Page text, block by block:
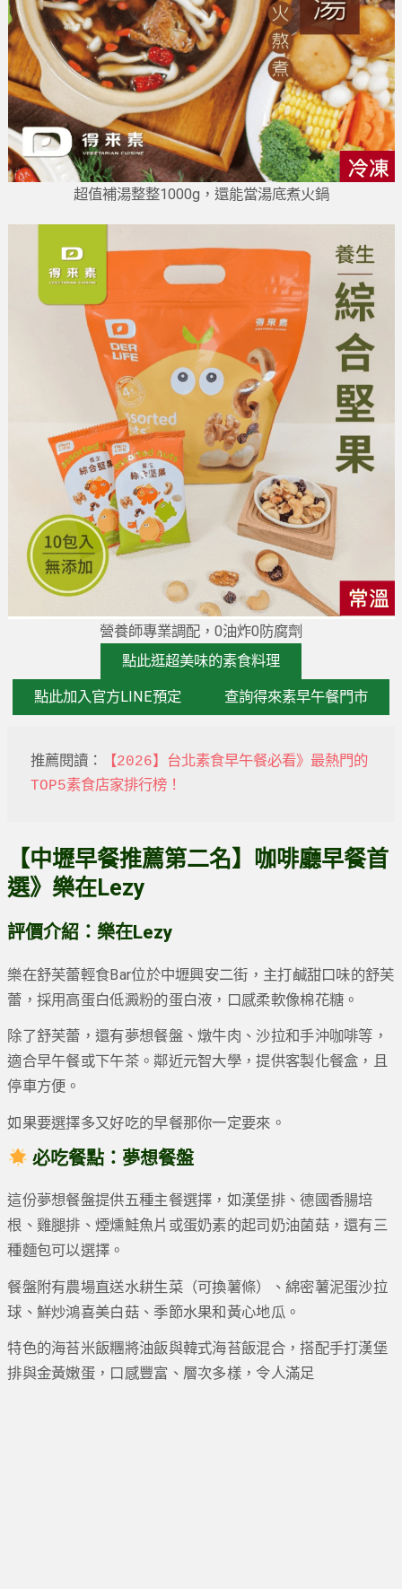
超值補湯整整1000g，還能當湯底煮火鍋
營養師專業調配，0油炸0防腐劑
點此逛超美味的素食料理
點此加入官方LINE預定 查詢得來素早午餐門市
推薦閱讀：
【2026】台北素食早午餐必看》最熱門的
TOP5素食店家排行榜！
【中壢早餐推薦第二名】咖啡廳早餐首
選》樂在Lezy
評價介紹：樂在Lezy
樂在舒芙蕾輕食Bar位於中壢興安二街，主打鹹甜口味的舒芙
蕾，採用高蛋白低澱粉的蛋白液，口感柔軟像棉花糖。
除了舒芙蕾，還有夢想餐盤、燉牛肉、沙拉和手沖咖啡等，
適合早午餐或下午茶。鄰近元智大學，提供客製化餐盒，且
停車方便。
如果要選擇多又好吃的早餐那你一定要來。
必吃餐點：夢想餐盤
這份夢想餐盤提供五種主餐選擇，如漢堡排、德國香腸培
根、雞腿排、煙燻鮭魚片或蛋奶素的起司奶油菌菇，還有三
種麵包可以選擇。
餐盤附有農場直送水耕生菜（可換薯條）、綿密薯泥蛋沙拉
球、鮮炒鴻喜美白菇、季節水果和黃心地瓜。
特色的海苔米飯糰將油飯與韓式海苔飯混合，搭配手打漢堡
排與金黃嫩蛋，口感豐富、層次多樣，令人滿足